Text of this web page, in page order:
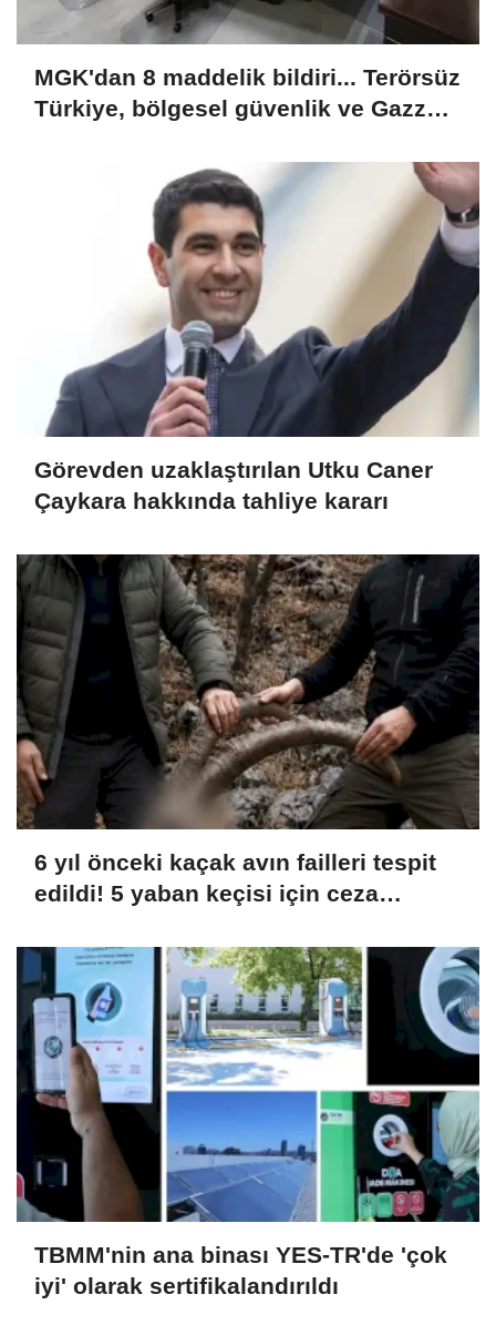
MGK'dan 8 maddelik bildiri... Terörsüz
Türkiye, bölgesel güvenlik ve Gazze
Görevden uzaklaştırılan Utku Caner
Çaykara hakkında tahliye kararı
6 yıl önceki kaçak avın failleri tespit
edildi! 5 yaban keçisi için ceza
TBMM'nin ana binası YES-TR'de 'çok
iyi' olarak sertifikalandırıldı